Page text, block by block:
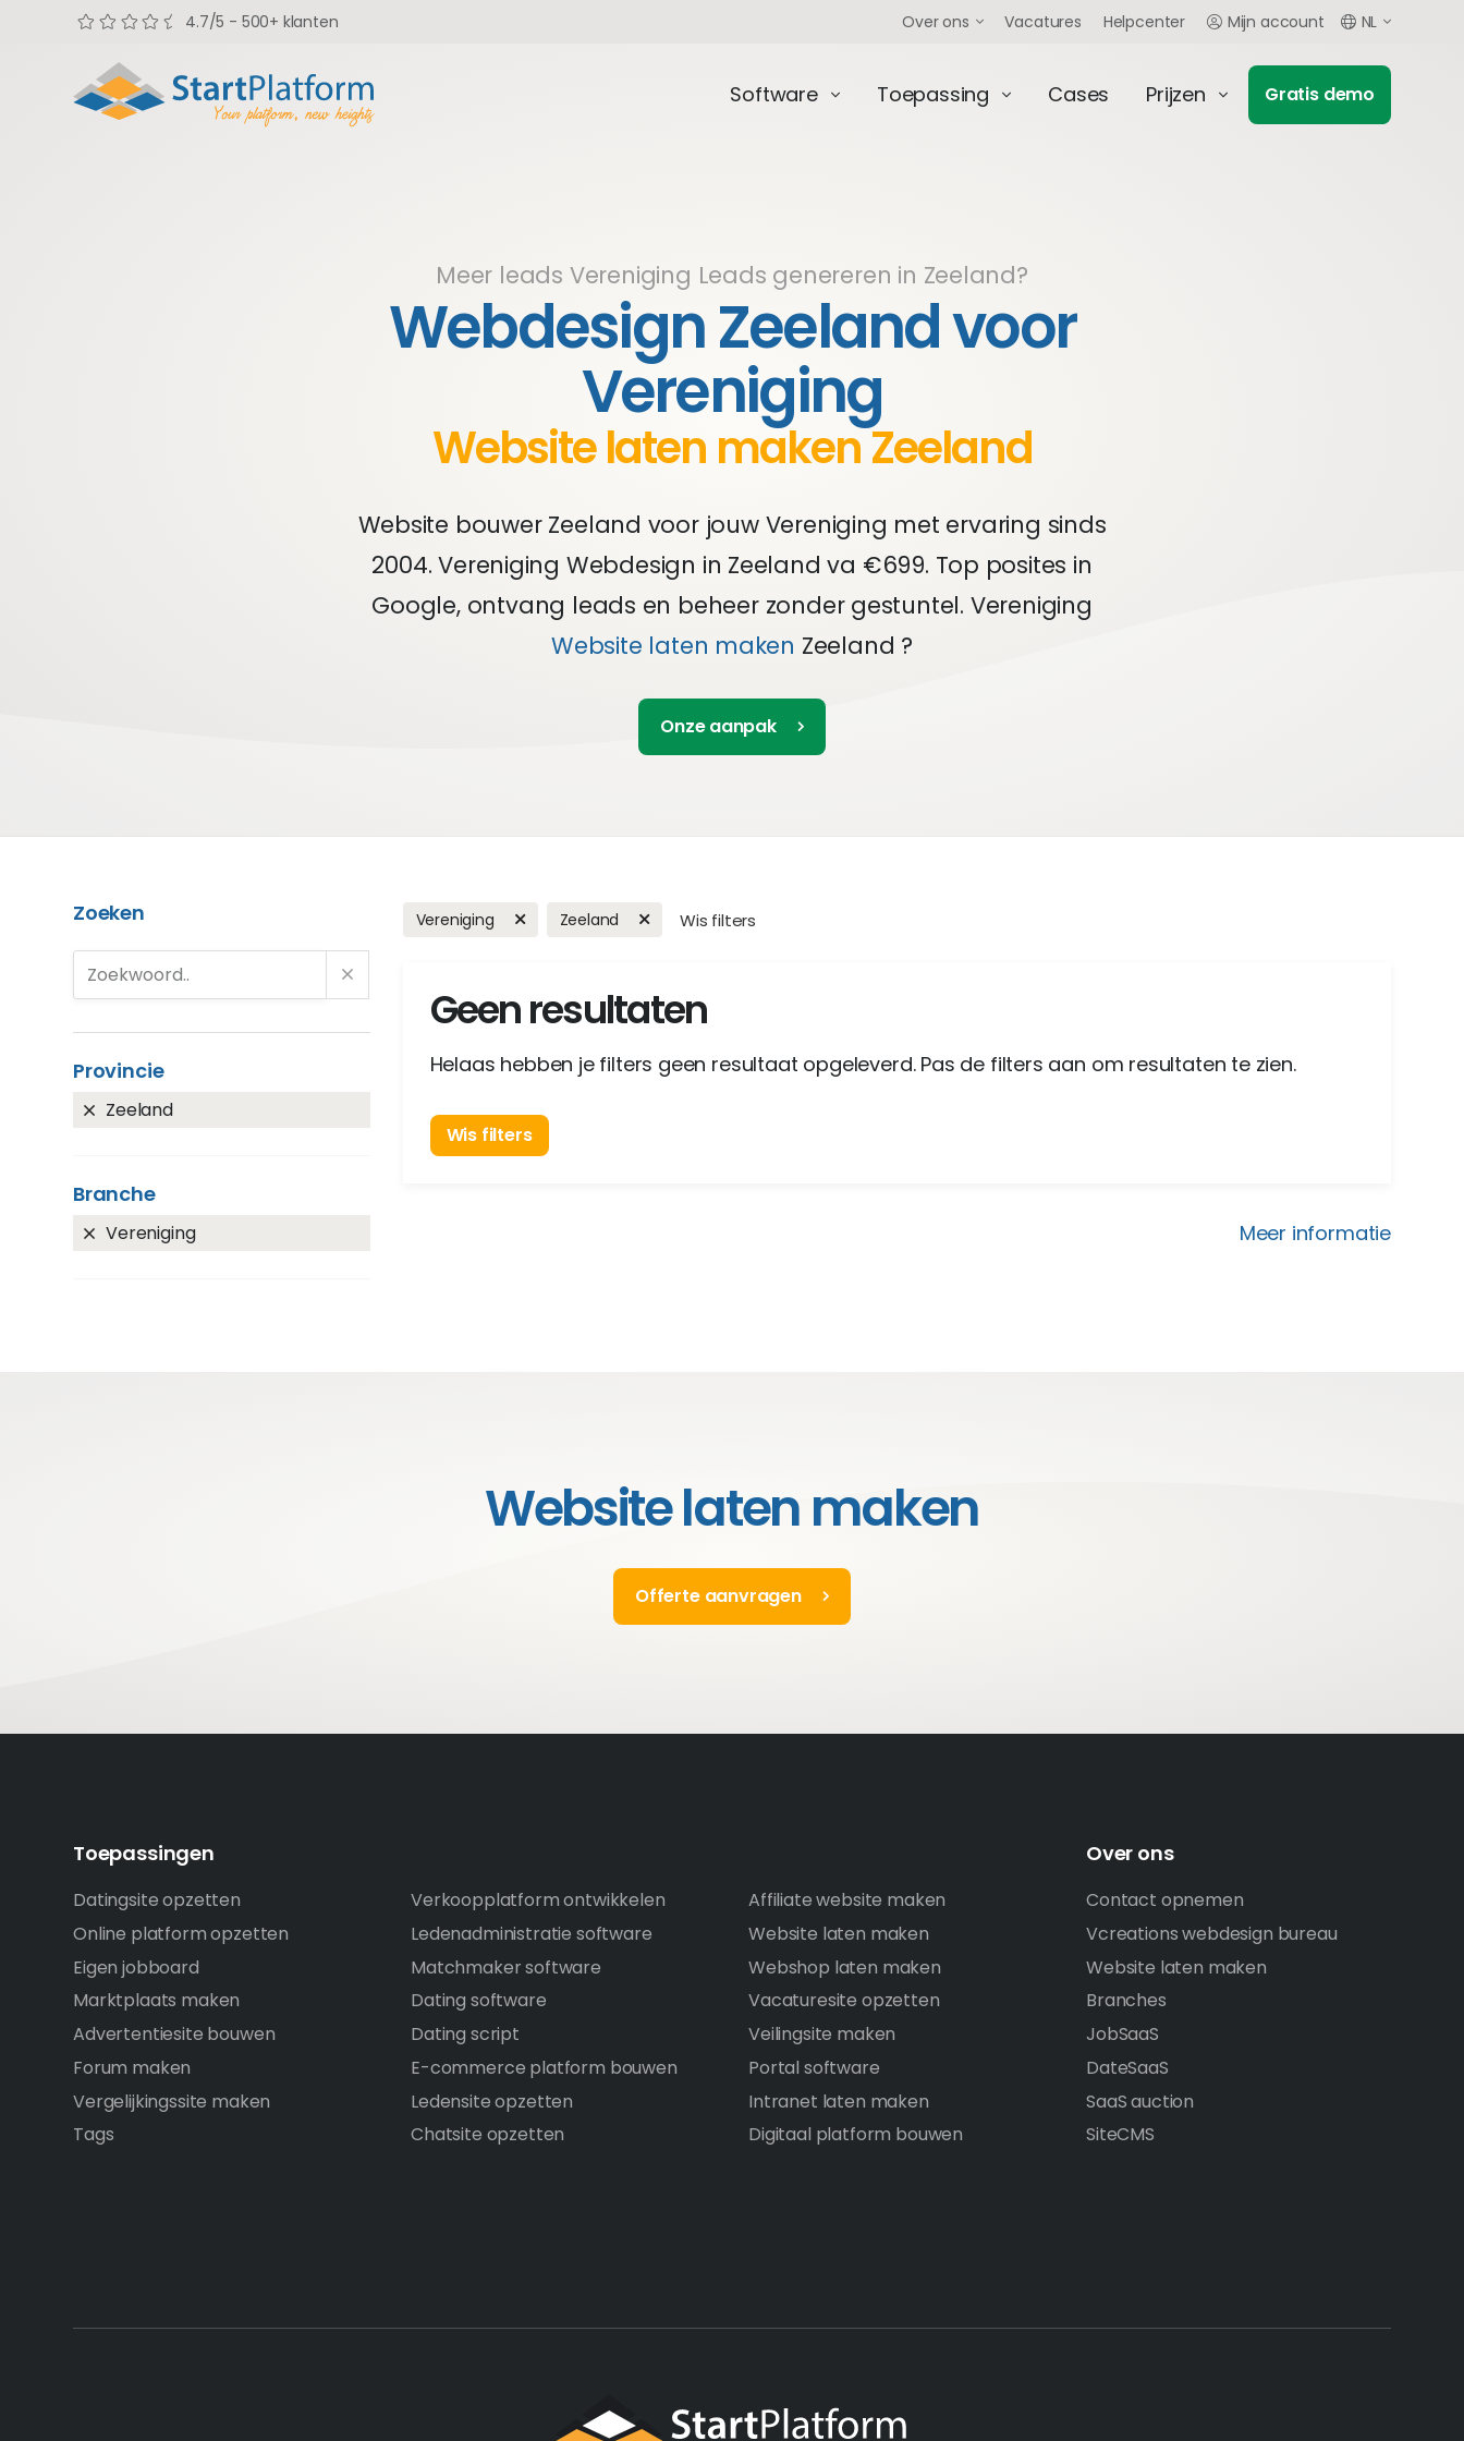
Meer leads Vereniging Leads genereren in Zeeland?
Webdesign Zeeland voor
Vereniging
Website laten maken Zeeland
Website bouwer Zeeland voor jouw Vereniging met ervaring sinds
2004. Vereniging Webdesign in Zeeland va €699. Top posites in
Google, ontvang leads en beheer zonder gestuntel. Vereniging
Website laten maken Zeeland ?
Onze aanpak
Zoeken
Provincie
Zeeland
Branche
Vereniging
Vereniging Zeeland Wis filters
Geen resultaten
Helaas hebben je filters geen resultaat opgeleverd. Pas de filters aan om resultaten te zien.
Wis filters
Meer informatie
Website laten maken
Offerte aanvragen
4.7/5 - 500+ klanten Over ons Vacatures Helpcenter Mijn account NL
Software Toepassing Cases Prijzen Gratis demo
Toepassingen
Datingsite opzetten
Online platform opzetten
Eigen jobboard
Marktplaats maken
Advertentiesite bouwen
Forum maken
Vergelijkingssite maken
Tags
Verkoopplatform ontwikkelen
Ledenadministratie software
Matchmaker software
Dating software
Dating script
E-commerce platform bouwen
Ledensite opzetten
Chatsite opzetten
Affiliate website maken
Website laten maken
Webshop laten maken
Vacaturesite opzetten
Veilingsite maken
Portal software
Intranet laten maken
Digitaal platform bouwen
Over ons
Contact opnemen
Vcreations webdesign bureau
Website laten maken
Branches
JobSaaS
DateSaaS
SaaS auction
SiteCMS